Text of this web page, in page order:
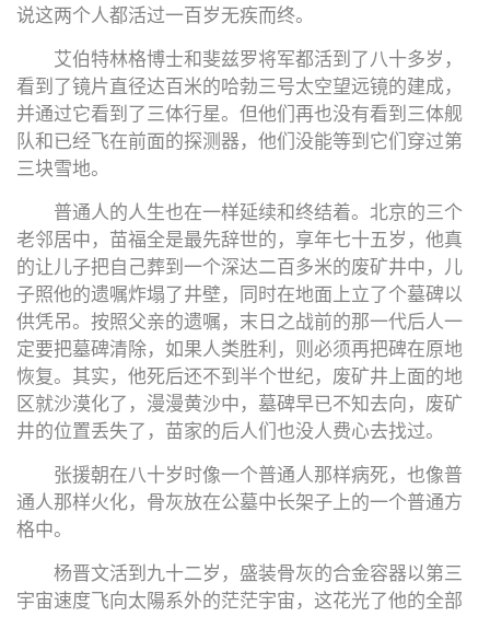
说这两个人都活过一百岁无疾而终。
艾伯特林格博士和斐兹罗将军都活到了八十多岁，
看到了镜片直径达百米的哈勃三号太空望远镜的建成，
并通过它看到了三体行星。但他们再也没有看到三体舰
队和已经飞在前面的探测器，他们没能等到它们穿过第
三块雪地。
普通人的人生也在一样延续和终结着。北京的三个
老邻居中，苗福全是最先辞世的，享年七十五岁，他真
的让儿子把自己葬到一个深达二百多米的废矿井中，儿
子照他的遗嘱炸塌了井壁，同时在地面上立了个墓碑以
供凭吊。按照父亲的遗嘱，末日之战前的那一代后人一
定要把墓碑清除，如果人类胜利，则必须再把碑在原地
恢复。其实，他死后还不到半个世纪，废矿井上面的地
区就沙漠化了，漫漫黄沙中，墓碑早已不知去向，废矿
井的位置丢失了，苗家的后人们也没人费心去找过。
张援朝在八十岁时像一个普通人那样病死，也像普
通人那样火化，骨灰放在公墓中长架子上的一个普通方
格中。
杨晋文活到九十二岁，盛装骨灰的合金容器以第三
宇宙速度飞向太陽系外的茫茫宇宙，这花光了他的全部